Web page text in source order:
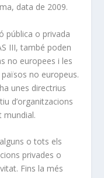
data de 2009.
pública o privada
III, també poden
no europees i les
no europeus.
unes directrius
d’organitzacions
mundial.
o tots els
privades o
Fins la més